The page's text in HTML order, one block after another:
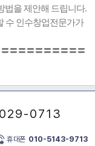
법을 제안해 드립니다.
수 인수창업전문가가
〓〓〓〓〓〓〓〓〓
2 9 - 0 7 1 3
휴대폰 010-5143-9713